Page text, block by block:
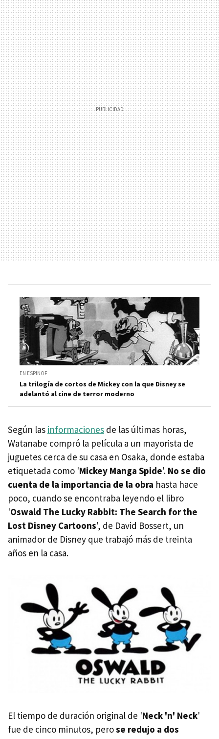
EN ESPINOF
La trilogía de cortos de Mickey con la que Disney se
adelantó al cine de terror moderno
Según las informaciones de las últimas horas,
Watanabe compró la película a un mayorista de
juguetes cerca de su casa en Osaka, donde estaba
etiquetada como 'Mickey Manga Spide'. No se dio
cuenta de la importancia de la obra hasta hace
poco, cuando se encontraba leyendo el libro
'Oswald The Lucky Rabbit: The Search for the
Lost Disney Cartoons', de David Bossert, un
animador de Disney que trabajó más de treinta
años en la casa.
El tiempo de duración original de 'Neck 'n' Neck'
fue de cinco minutos, perose redujo a dos